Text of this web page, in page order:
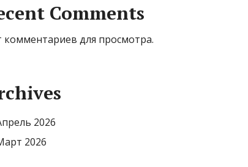
Comments
комментариев для просмотра.
2026
2026